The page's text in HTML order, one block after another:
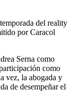
del reality
por Caracol
Serna como
como
vez, la abogada y
de desempeñar el